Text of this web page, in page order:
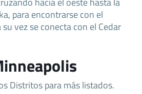
para encontrarse con el
vez se conecta con el Cedar
Distritos para más listados.